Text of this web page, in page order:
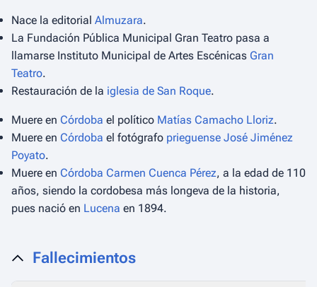
Nace la editorial Almuzara.
La Fundación Pública Municipal Gran Teatro pasa a
llamarse Instituto Municipal de Artes Escénicas Gran
Teatro.
Restauración de la iglesia de San Roque.
Muere en Córdoba el político Matías Camacho Lloriz.
Muere en Córdoba el fotógrafo prieguense José Jiménez
Poyato.
Muere en Córdoba Carmen Cuenca Pérez, a la edad de 110
años, siendo la cordobesa más longeva de la historia,
pues nació en Lucena en 1894.
Fallecimientos